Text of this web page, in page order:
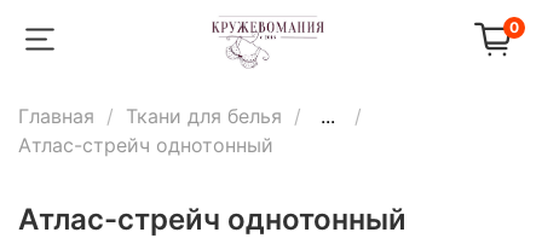
0
Главная Ткани для белья
...
Атлас-стрейч однотонный
Атлас-стрейч однотонный